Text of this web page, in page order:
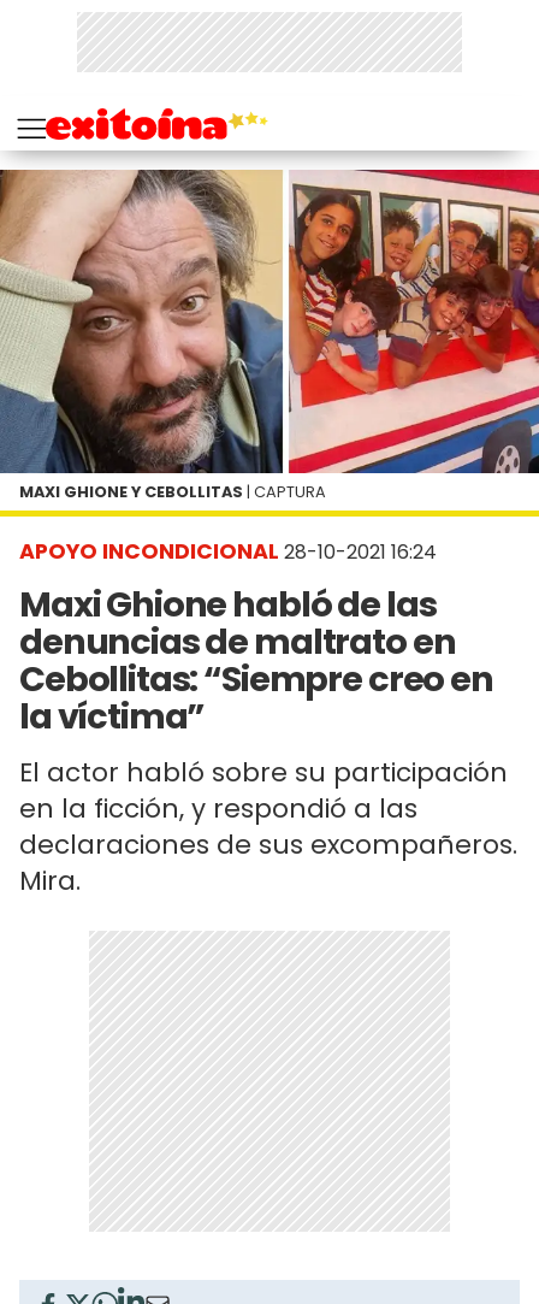
APOYO INCONDICIONAL 28-10-2021 16:24
Maxi Ghione habló de las
denuncias de maltrato en
Cebollitas: “Siempre creo en
la víctima”
El actor habló sobre su participación
en la ficción, y respondió a las
declaraciones de sus excompañeros.
Mira.
MAXI GHIONE Y CEBOLLITAS | CAPTURA